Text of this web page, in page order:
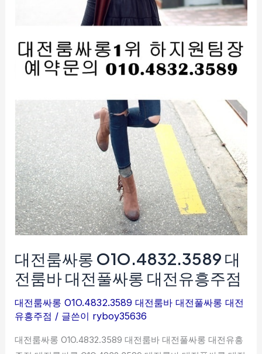
대전룸싸롱 O1O.4832.3589 대
전룸바 대전풀싸롱 대전유흥주점
대전룸싸롱 O1O.4832.3589 대전룸바 대전풀싸롱 대전
유흥주점 / 글쓴이 ryboy35636
대전룸싸롱 O1O.4832.3589 대전룸바 대전풀싸롱 대전유흥
전
풀
흥
주
점